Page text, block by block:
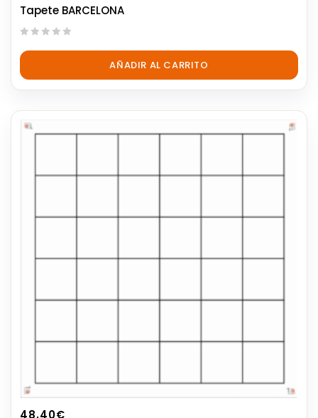
Tapete BARCELONA
out
5
AÑADIR AL CARRITO
48,40€